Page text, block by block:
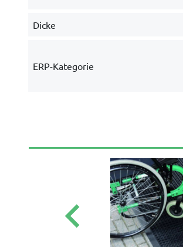
Dicke
ERP-Kategorie
keyboard_arrow_left